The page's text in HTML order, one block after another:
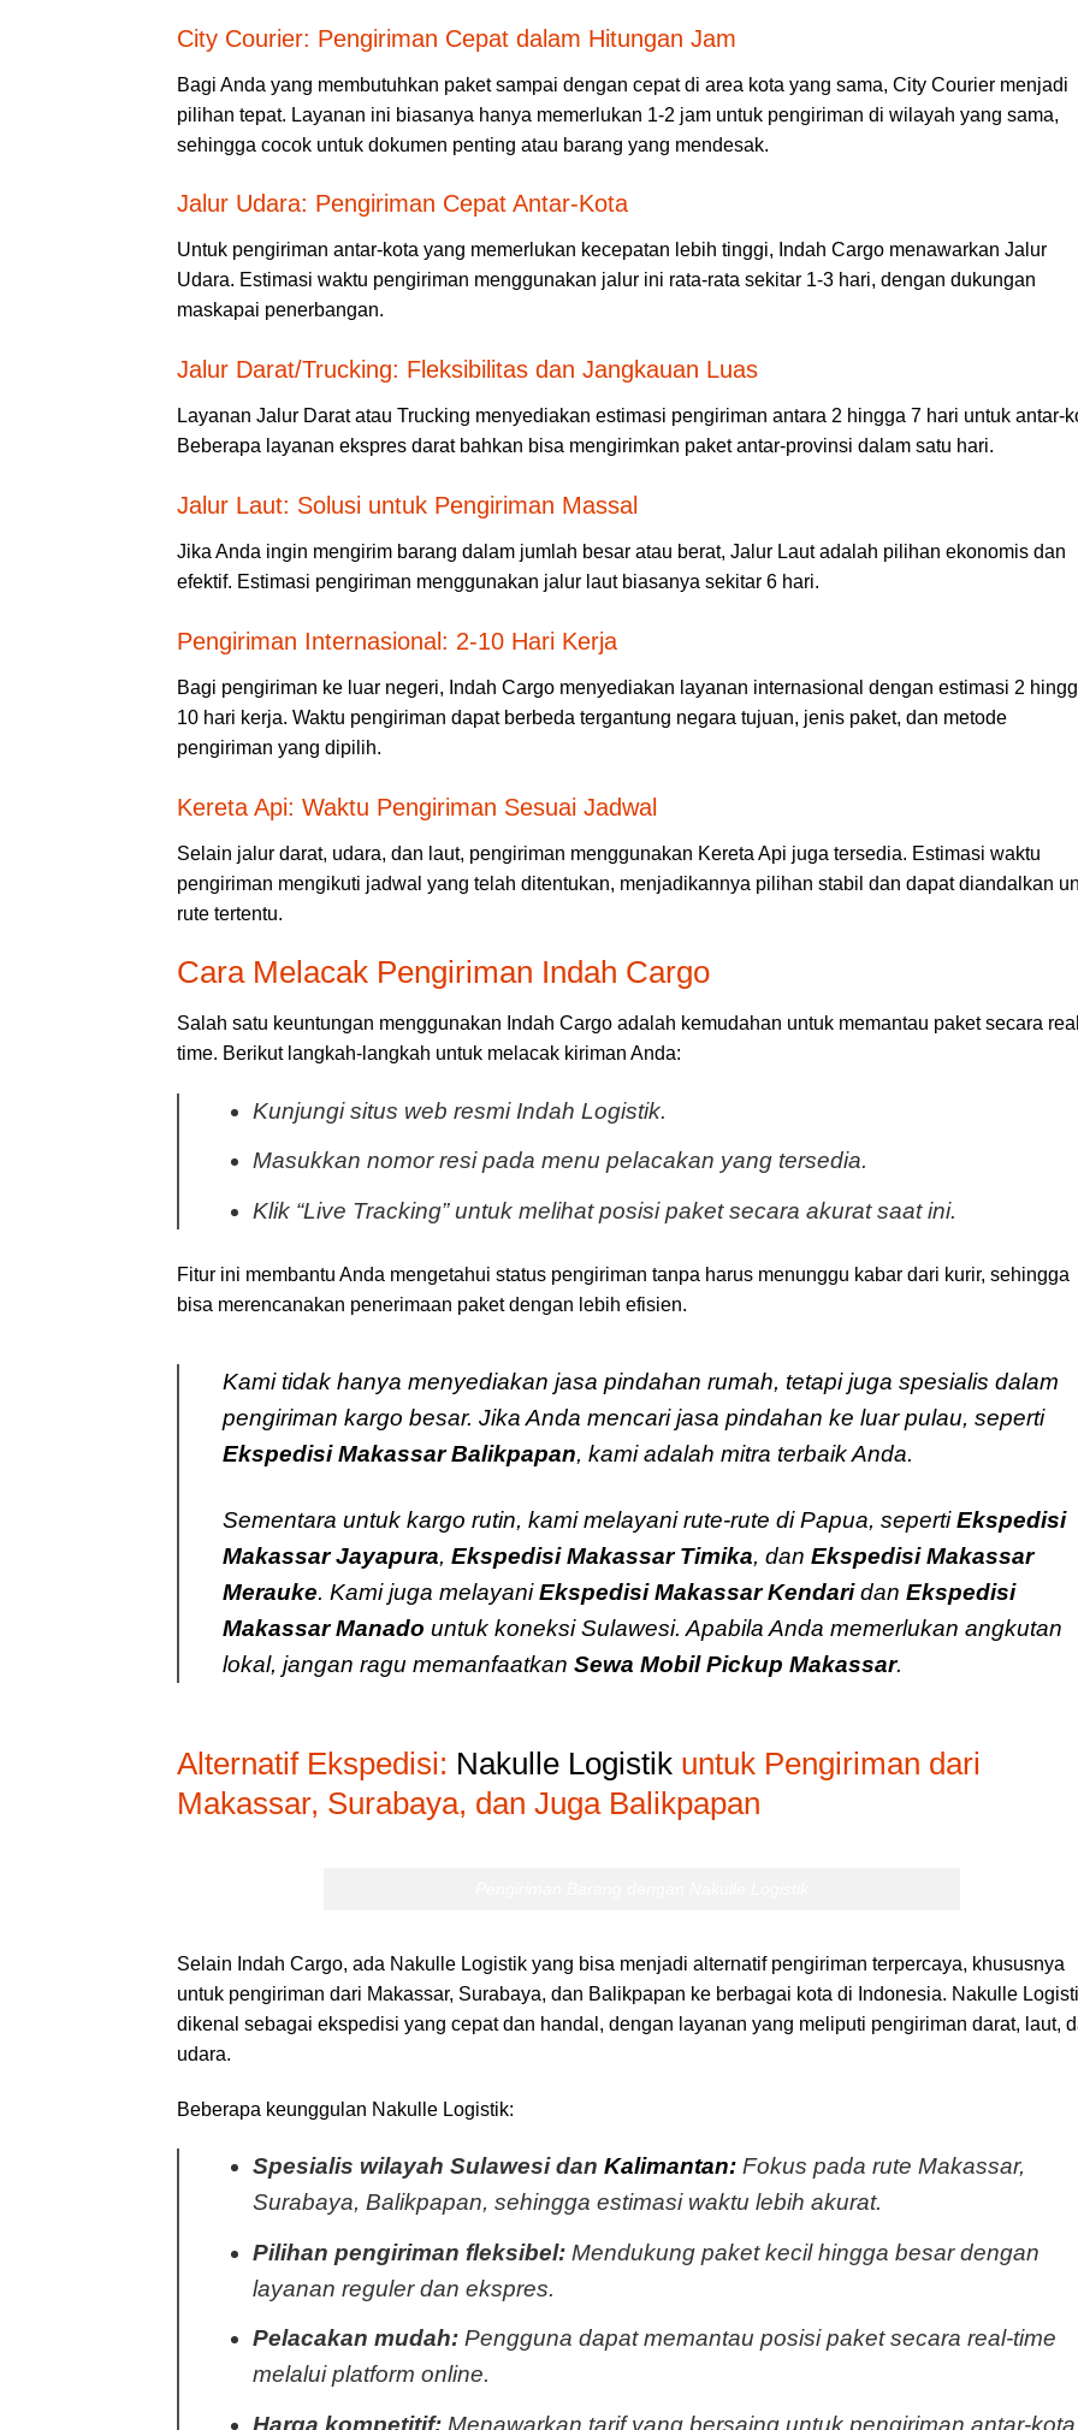
City Courier: Pengiriman Cepat dalam Hitungan Jam
Bagi Anda yang membutuhkan paket sampai dengan cepat di area kota yang sama, City Courier menjadi
pilihan tepat. Layanan ini biasanya hanya memerlukan 1-2 jam untuk pengiriman di wilayah yang sama,
sehingga cocok untuk dokumen penting atau barang yang mendesak.
Jalur Udara: Pengiriman Cepat Antar-Kota
Untuk pengiriman antar-kota yang memerlukan kecepatan lebih tinggi, Indah Cargo menawarkan Jalur
Udara. Estimasi waktu pengiriman menggunakan jalur ini rata-rata sekitar 1-3 hari, dengan dukungan
maskapai penerbangan.
Jalur Darat/Trucking: Fleksibilitas dan Jangkauan Luas
Layanan Jalur Darat atau Trucking menyediakan estimasi pengiriman antara 2 hingga 7 hari untuk antar-
Beberapa layanan ekspres darat bahkan bisa mengirimkan paket antar-provinsi dalam satu hari.
Jalur Laut: Solusi untuk Pengiriman Massal
Jika Anda ingin mengirim barang dalam jumlah besar atau berat, Jalur Laut adalah pilihan ekonomis dan
efektif. Estimasi pengiriman menggunakan jalur laut biasanya sekitar 6 hari.
Pengiriman Internasional: 2-10 Hari Kerja
Bagi pengiriman ke luar negeri, Indah Cargo menyediakan layanan internasional dengan estimasi 2
10 hari kerja. Waktu pengiriman dapat berbeda tergantung negara tujuan, jenis paket, dan metode
pengiriman yang dipilih.
Kereta Api: Waktu Pengiriman Sesuai Jadwal
Selain jalur darat, udara, dan laut, pengiriman menggunakan Kereta Api juga tersedia. Estimasi waktu
pengiriman mengikuti jadwal yang telah ditentukan, menjadikannya pilihan stabil dan dapat diandalkan
rute tertentu.
Cara Melacak Pengiriman Indah Cargo
Salah satu keuntungan menggunakan Indah Cargo adalah kemudahan untuk memantau paket secara
time. Berikut langkah-langkah untuk melacak kiriman Anda:
Kunjungi situs web resmi Indah Logistik.
Masukkan nomor resi pada menu pelacakan yang tersedia.
Klik “Live Tracking” untuk melihat posisi paket secara akurat saat ini.
Fitur ini membantu Anda mengetahui status pengiriman tanpa harus menunggu kabar dari kurir, sehingga
bisa merencanakan penerimaan paket dengan lebih efisien.
Kami tidak hanya menyediakan jasa pindahan rumah, tetapi juga spesialis dalam
pengiriman kargo besar. Jika Anda mencari jasa pindahan ke luar pulau, seperti
Ekspedisi Makassar Balikpapan, kami adalah mitra terbaik Anda.
Sementara untuk kargo rutin, kami melayani rute-rute di Papua, sepertiEkspedisi
Makassar Jayapura, Ekspedisi Makassar Timika, dan Ekspedisi Makassar
Merauke. Kami juga melayaniEkspedisi Makassar Kendaridan Ekspedisi
Makassar Manado untuk koneksi Sulawesi. Apabila Anda memerlukan angkutan
lokal, jangan ragu memanfaatkan Sewa Mobil Pickup Makassar.
Alternatif Ekspedisi: Nakulle Logistik untuk Pengiriman dari
Makassar, Surabaya, dan Juga Balikpapan
Selain Indah Cargo, ada Nakulle Logistik yang bisa menjadi alternatif pengiriman terpercaya, khususnya
untuk pengiriman dari Makassar, Surabaya, dan Balikpapan ke berbagai kota di Indonesia. Nakulle
dikenal sebagai ekspedisi yang cepat dan handal, dengan layanan yang meliputi pengiriman darat, laut,
udara.
Beberapa keunggulan Nakulle Logistik:
Spesialis wilayah Sulawesi dan Kalimantan:Fokus pada rute Makassar,
Surabaya, Balikpapan, sehingga estimasi waktu lebih akurat.
Pilihan pengiriman fleksibel:Mendukung paket kecil hingga besar dengan
layanan reguler dan ekspres.
Pelacakan mudah:Pengguna dapat memantau posisi paket secara real-time
melalui platform online.
Harga kompetitif:Menawarkan tarif yang bersaing untuk pengiriman antar-kota